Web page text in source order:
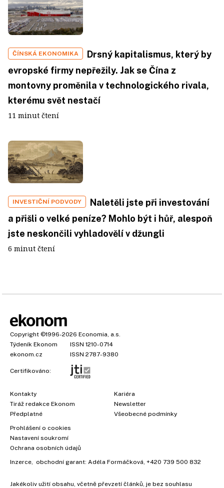
ČÍNSKÁ EKONOMIKA
Drsný kapitalismus, který by
evropské firmy nepřežily. Jak se Čína z
montovny proměnila v technologického rivala,
kterému svět nestačí
11 minut čtení
INVESTIČNÍ PODVODY
Naletěli jste při investování
a přišli o velké peníze? Mohlo být i hůř, alespoň
jste neskončili vyhladovělí v džungli
6 minut čtení
Copyright ©1996-2026 Economia, a.s.
Týdeník Ekonom
ISSN 1210-0714
ekonom.cz
ISSN 2787-9380
Certifikováno:
Kontakty
Tiráž redakce Ekonom
Předplatné
Kariéra
Newsletter
Všeobecné podmínky
Prohlášení o cookies
Nastavení soukromí
Ochrana osobních údajů
Inzerce , obchodní garant: Adéla Formáčková +420 739 500 832
Jakékoliv užití obsahu, včetně převzetí článků, je bez souhlasu